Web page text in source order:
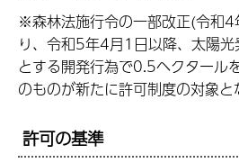
※森林法施行令の一部改正(令和
り、令和5年4月1日以降、太陽
とする開発行為で0.5ヘクタール
のものが新たに許可制度の対象と
許可の基準